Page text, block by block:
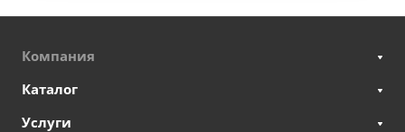
Компания
Каталог
Услуги